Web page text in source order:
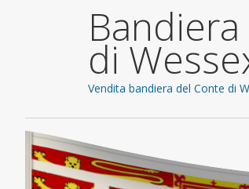
di
Vendita bandiera del Conte di